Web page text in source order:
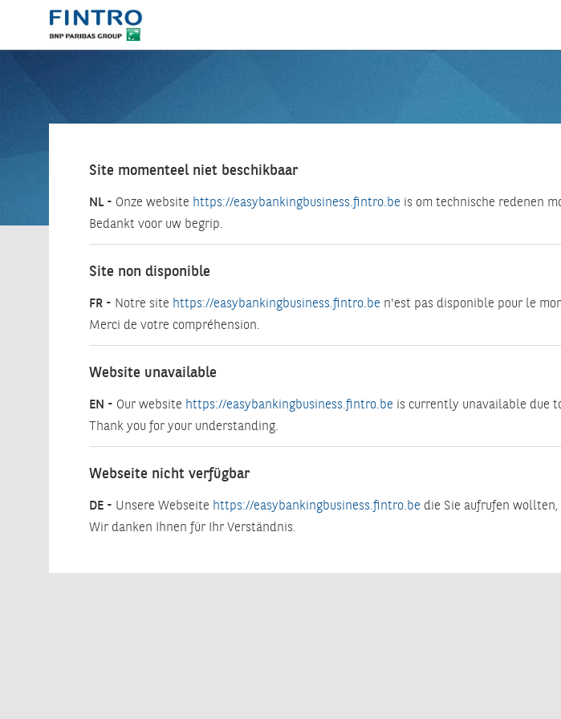
Site momenteel niet beschikbaar
NL - Onze website https://easybankingbusiness.fintro.be is om technische redenen
Bedankt voor uw begrip.
Site non disponible
FR - Notre site https://easybankingbusiness.fintro.be n'est pas disponible pour le
Merci de votre compréhension.
Website unavailable
EN - Our website https://easybankingbusiness.fintro.be is currently unavailable due
Thank you for your understanding.
Webseite nicht verfügbar
DE - Unsere Webseite https://easybankingbusiness.fintro.be die Sie aufrufen
Wir danken Ihnen für Ihr Verständnis.